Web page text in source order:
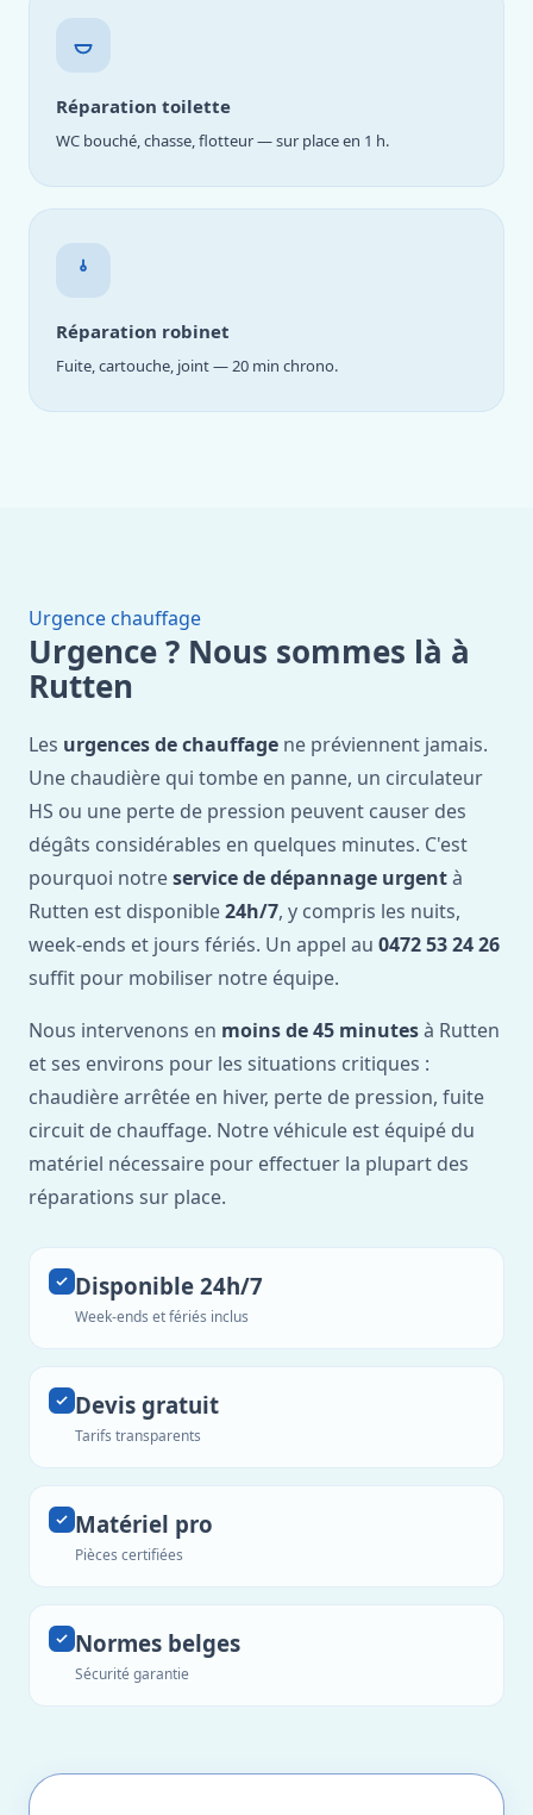
Réparation toilette
WC bouché, chasse, flotteur — sur place en 1 h.
Réparation robinet
Fuite, cartouche, joint — 20 min chrono.
Urgence chauffage
Urgence ? Nous sommes là à
Rutten
Les urgences de chauffage ne préviennent jamais.
Une chaudière qui tombe en panne, un circulateur
HS ou une perte de pression peuvent causer des
dégâts considérables en quelques minutes. C'est
pourquoi notreservice de dépannage urgentà
Rutten est disponible24h/7, y compris les nuits,
week-ends et jours fériés. Un appel au 0472 53 24 26
suffit pour mobiliser notre équipe.
Nous intervenons en moins de 45 minutesà Rutten
et ses environs pour les situations critiques :
chaudière arrêtée en hiver, perte de pression, fuite
circuit de chauffage. Notre véhicule est équipé du
matériel nécessaire pour effectuer la plupart des
réparations sur place.
Disponible 24h/7
Week-ends et fériés inclus
Devis gratuit
Tarifs transparents
Matériel pro
Pièces certifiées
Normes belges
Sécurité garantie